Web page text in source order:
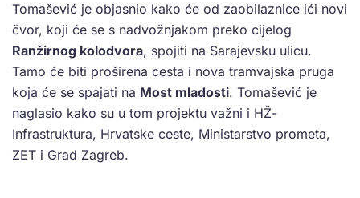
Tomašević je objasnio kako će od zaobilaznice ići novi
čvor, koji će se s nadvožnjakom preko cijelog
Ranžirnog kolodvora, spojiti na Sarajevsku ulicu.
Tamo će biti proširena cesta i nova tramvajska pruga
koja će se spajati na Most mladosti. Tomašević je
naglasio kako su u tom projektu važni i HŽ-
Infrastruktura, Hrvatske ceste, Ministarstvo prometa,
ZET i Grad Zagreb.